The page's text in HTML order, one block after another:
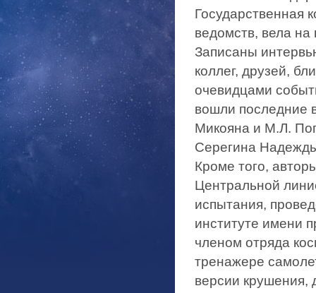
Государственная
ведомств, вела на
Записаны
коллег, друзей,
очевидцами
вошли последние
Микояна и М.Л.
Серегина
Кроме того,
Центральной
испытания,
институте имени
членом отряда
тренажере
версии крушения,